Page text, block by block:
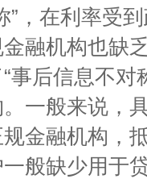
”，在利率受
融机构也缺
事后信息不对
一般来说，
金融机构，
般缺少用于